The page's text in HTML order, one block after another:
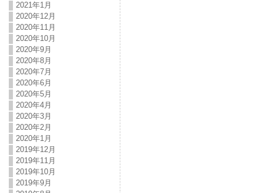
2021年1月
2020年12月
2020年11月
2020年10月
2020年9月
2020年8月
2020年7月
2020年6月
2020年5月
2020年4月
2020年3月
2020年2月
2020年1月
2019年12月
2019年11月
2019年10月
2019年9月